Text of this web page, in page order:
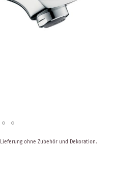
Lieferung ohne Zubehör und Dekoration.